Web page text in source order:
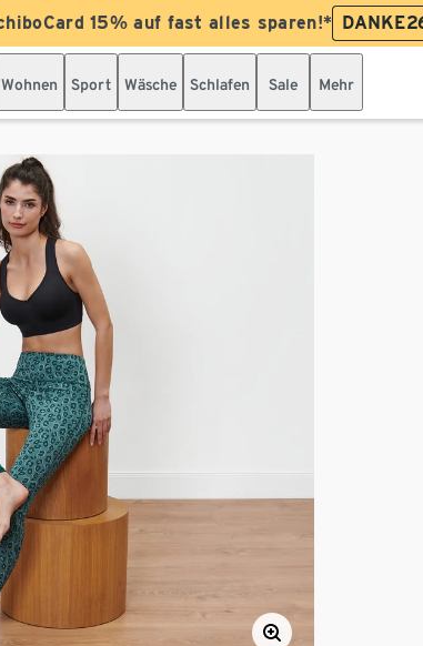
15% auf fast alles sparen!*
Wohnen Sport Wäsche Schlafen Sale Mehr